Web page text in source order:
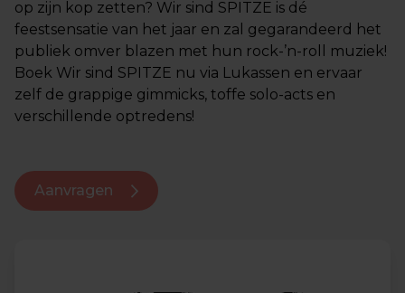
op zijn kop zetten? Wir sind SPITZE is dé
feestsensatie van het jaar en zal gegarandeerd het
publiek omver blazen met hun rock-’n-roll muziek!
Boek Wir sind SPITZE nu via Lukassen en ervaar
zelf de grappige gimmicks, toffe solo-acts en
verschillende optredens!
Aanvragen